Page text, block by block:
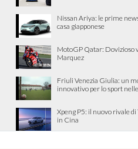
Nissan Ariya: le prime
casa giapponese
MotoGP Qatar: Dovizioso
Marquez
Friuli Venezia Giulia: un
innovativo per lo sport
Xpeng P5: il nuovo rivale di
in Cina